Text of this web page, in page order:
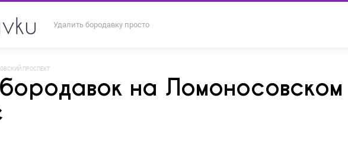
Удалить бородавку просто
ПРОСПЕКТ
на Ломоносовском